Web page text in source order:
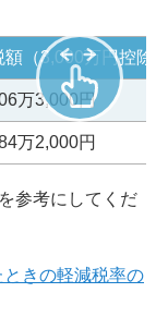
額（3,000万円控除
万3,000円
万2,000円
参考にしてくだ
きの軽減税率の